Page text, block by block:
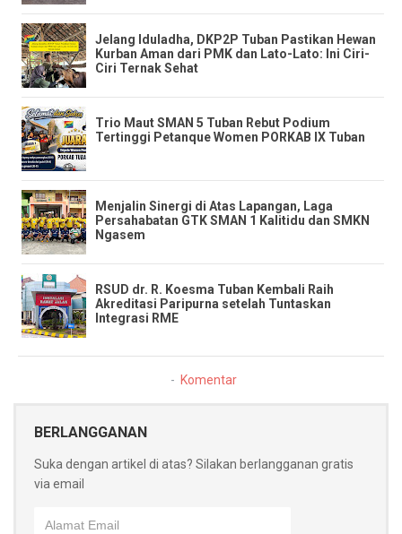
Jelang Iduladha, DKP2P Tuban Pastikan Hewan
Kurban Aman dari PMK dan Lato-Lato: Ini Ciri-
Ciri Ternak Sehat
Trio Maut SMAN 5 Tuban Rebut Podium
Tertinggi Petanque Women PORKAB IX Tuban
​Menjalin Sinergi di Atas Lapangan, Laga
Persahabatan GTK SMAN 1 Kalitidu dan SMKN
Ngasem
RSUD dr. R. Koesma Tuban Kembali Raih
Akreditasi Paripurna setelah Tuntaskan
Integrasi RME
Komentar
BERLANGGANAN
Suka dengan artikel di atas? Silakan berlangganan gratis
via email